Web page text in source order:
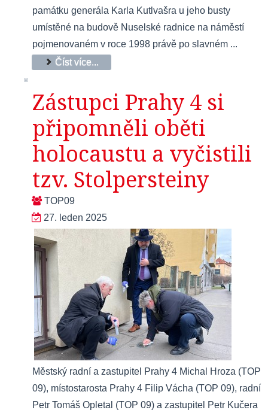
památku generála Karla Kutlvašra u jeho busty
umístěné na budově Nuselské radnice na náměstí
pojmenovaném v roce 1998 právě po slavném ...
Číst více...
Zástupci Prahy 4 si
připomněli oběti
holocaustu a vyčistili
tzv. Stolpersteiny
TOP09
27. leden 2025
Městský radní a zastupitel Prahy 4 Michal Hroza (TOP
09), místostarosta Prahy 4 Filip Vácha (TOP 09), radní
Petr Tomáš Opletal (TOP 09) a zastupitel Petr Kučera